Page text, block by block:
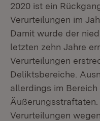
2020 ist ein
Verurteilungen im
Damit wurde der
letzten zehn Jahre
Verurteilungen
Deliktsbereiche.
allerdings im
Verurteilungen